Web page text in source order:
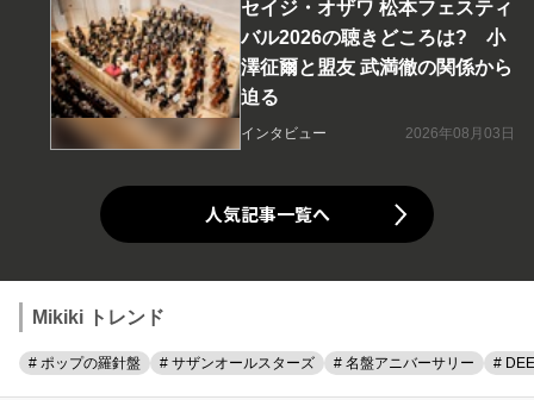
セイジ・オザワ 松本フェスティ
バル2026の聴きどころは? 小
澤征爾と盟友 武満徹の関係から
迫る
インタビュー 2026年08月03日
人気記事一覧へ
Mikiki トレンド
# ポップの羅針盤 # サザンオールスターズ # 名盤アニバーサリー #